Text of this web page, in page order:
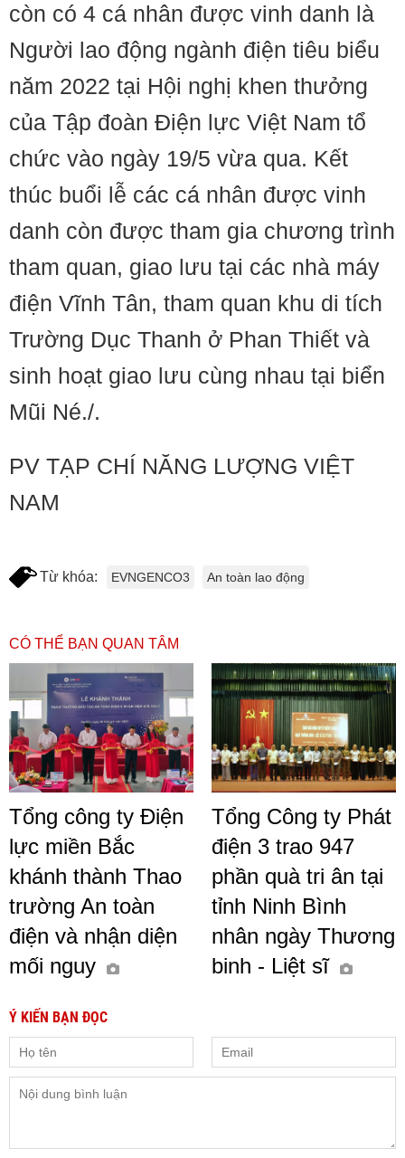
còn có 4 cá nhân được vinh danh là
Người lao động ngành điện tiêu biểu
năm 2022 tại Hội nghị khen thưởng
của Tập đoàn Điện lực Việt Nam tổ
chức vào ngày 19/5 vừa qua. Kết
thúc buổi lễ các cá nhân được vinh
danh còn được tham gia chương trình
tham quan, giao lưu tại các nhà máy
điện Vĩnh Tân, tham quan khu di tích
Trường Dục Thanh ở Phan Thiết và
sinh hoạt giao lưu cùng nhau tại biển
Mũi Né./.
PV TẠP CHÍ NĂNG LƯỢNG VIỆT
NAM
Từ khóa: EVNGENCO3 An toàn lao động
CÓ THỂ BẠN QUAN TÂM
Tổng công ty Điện
lực miền Bắc
khánh thành Thao
trường An toàn
điện và nhận diện
mối nguy
Tổng Công ty Phát
điện 3 trao 947
phần quà tri ân tại
tỉnh Ninh Bình
nhân ngày Thương
binh - Liệt sĩ
Ý KIẾN BẠN ĐỌC